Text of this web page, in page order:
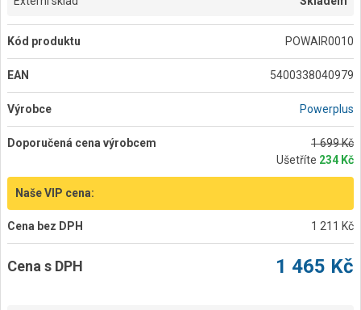
Kód produktu POWAIR0010
EAN 5400338040979
Výrobce Powerplus
Doporučená cena výrobcem
1 699 Kč
Ušetříte 234 Kč
Naše VIP cena:
Cena bez DPH 1 211 Kč
Cena s DPH 1 465 Kč